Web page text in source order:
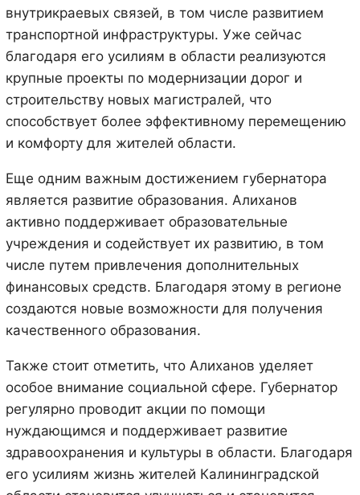
внутрикраевых связей, в том числе развитием
транспортной инфраструктуры. Уже сейчас
благодаря его усилиям в области реализуются
крупные проекты по модернизации дорог и
строительству новых магистралей, что
способствует более эффективному перемещению
и комфорту для жителей области.
Еще одним важным достижением губернатора
является развитие образования. Алиханов
активно поддерживает образовательные
учреждения и содействует их развитию, в том
числе путем привлечения дополнительных
финансовых средств. Благодаря этому в регионе
создаются новые возможности для получения
качественного образования.
Также стоит отметить, что Алиханов уделяет
особое внимание социальной сфере. Губернатор
регулярно проводит акции по помощи
нуждающимся и поддерживает развитие
здравоохранения и культуры в области. Благодаря
его усилиям жизнь жителей Калининградской